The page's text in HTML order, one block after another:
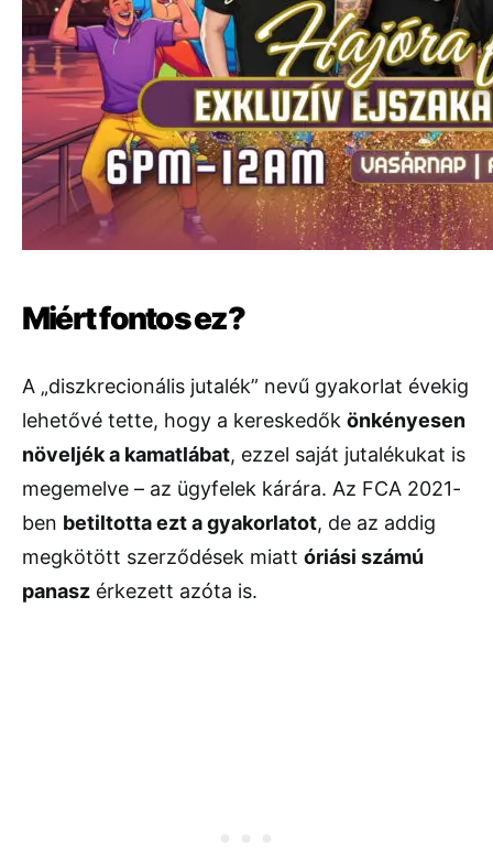
Miért fontos ez?
A „diszkrecionális jutalék” nevű gyakorlat évekig
lehetővé tette, hogy a kereskedők önkényesen
növeljék a kamatlábat, ezzel saját jutalékukat is
megemelve – az ügyfelek kárára. Az FCA 2021-
ben betiltotta ezt a gyakorlatot, de az addig
megkötött szerződések miatt óriási számú
panasz érkezett azóta is.